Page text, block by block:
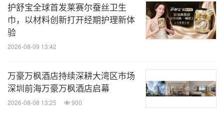
护舒宝全球首发莱赛尔蚕丝卫生
巾，以材料创新打开经期护理新体
验
2026-08-09 13:42
万豪万枫酒店持续深耕大湾区市场
深圳前海万豪万枫酒店启幕
2026-08-08 13:25 900